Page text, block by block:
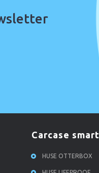
carcase smart
HUSE OTTERBOX